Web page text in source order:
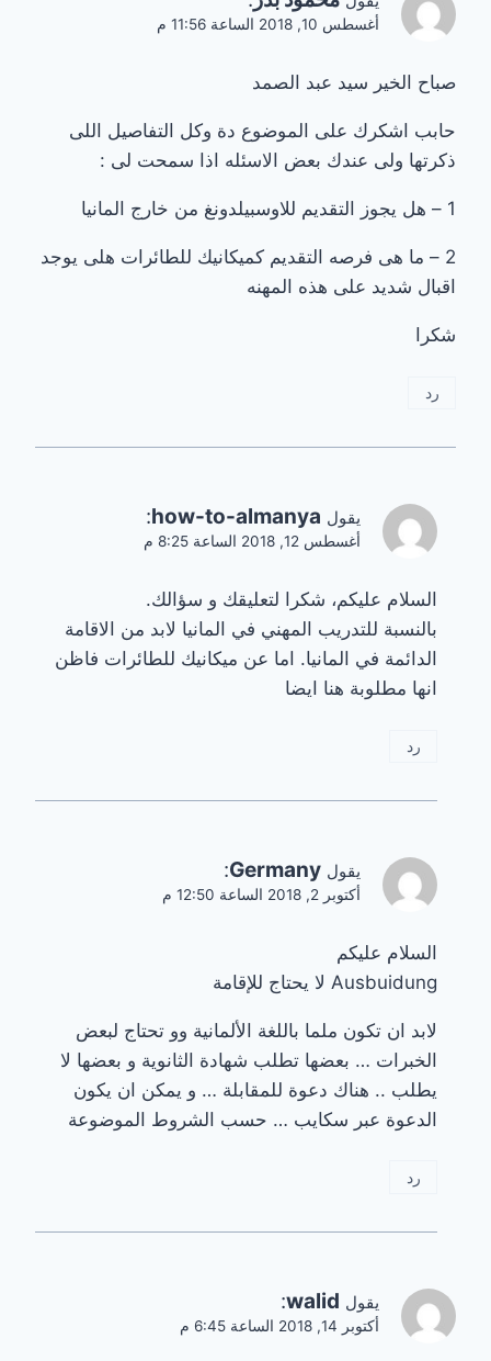
أغسطس 10, 2018 الساعة 11:56 م
صباح الخير سيد عبد الصمد
حابب اشكرك على الموضوع دة وكل التفاصيل اللى
ذكرتها ولى عندك بعض الاسئله اذا سمحت لى :
1 – هل يجوز التقديم للاوسبيلدونغ من خارج المانيا
2 – ما هى فرصه التقديم كميكانيك للطائرات هلى يوجد
اقبال شديد على هذه المهنه
شكرا
رد
يقول how-to-almanya
:
أغسطس 12, 2018 الساعة 8:25 م
السلام عليكم، شكرا لتعليقك و سؤالك.
بالنسبة للتدريب المهني في المانيا لابد من الاقامة
الدائمة في المانيا. اما عن ميكانيك للطائرات فاظن
انها مطلوبة هنا ايضا
رد
يقول Germany
:
أكتوبر 2, 2018 الساعة 12:50 م
السلام عليكم
Ausbuidung لا يحتاج للإقامة
لابد ان تكون ملما باللغة الألمانية وو تحتاج لبعض
الخبرات … بعضها تطلب شهادة الثانوية و بعضها لا
يطلب .. هناك دعوة للمقابلة … و يمكن ان يكون
الدعوة عبر سكايب … حسب الشروط الموضوعة
رد
يقول walid
:
أكتوبر 14, 2018 الساعة 6:45 م